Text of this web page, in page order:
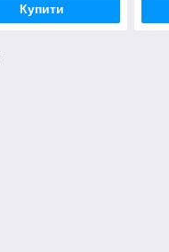
Купити